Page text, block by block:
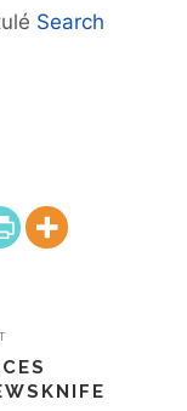
Search